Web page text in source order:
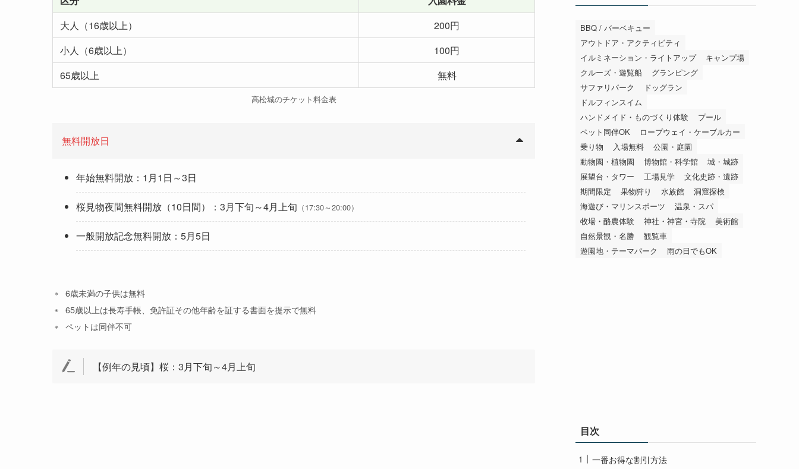
大人（16歳以上）
200円
小人（6歳以上）
100円
65歳以上
無料
高松城のチケット料金表
無料開放日
年始無料開放：1月1日～3日
桜見物夜間無料開放（10日間）：3月下旬～4月上旬 （17:30～20:00）
一般開放記念無料開放：5月5日
6歳未満の子供は無料
65歳以上は長寿手帳、免許証その他年齢を証する書面を提示で無料
ペットは同伴不可
【例年の見頃】桜：3月下旬～4月上旬
探
BBQ / バーベキュー
アウトドア・アクティビティ
イルミネーション・ライトアップ
キャンプ場
クルーズ・遊覧船
グランピング
サファリパーク
ドッグラン
ドルフィンスイム
ハンドメイド・ものづくり体験
プール
ペット同伴OK
ロープウェイ・ケーブルカー
乗り物
入場無料
公園・庭園
動物園・植物園
博物館・科学館
城・城跡
展望台・タワー
工場見学
文化史跡・遺跡
期間限定
果物狩り 水族館
洞窟探検
海遊び・マリンスポーツ
温泉・スパ
牧場・酪農体験
神社・神宮・寺院
美術館
自然景観・名勝
観覧車
遊園地・テーマパーク
雨の日でもOK
目次